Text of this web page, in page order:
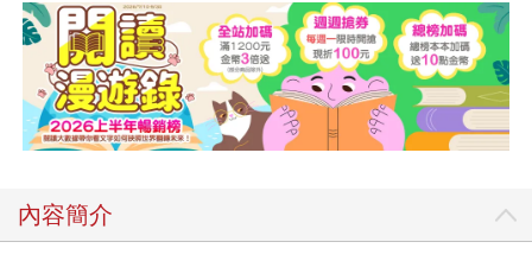
內容簡介